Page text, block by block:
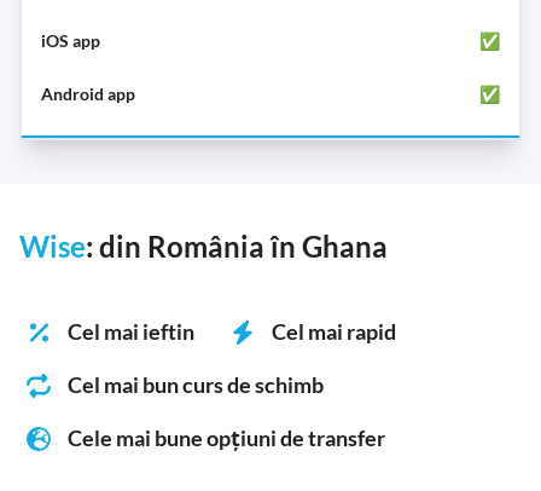
✅
✅
Wise: din România în Ghana
Cel mai ieftin
Cel mai rapid
Cel mai bun curs de schimb
Cele mai bune opțiuni de transfer